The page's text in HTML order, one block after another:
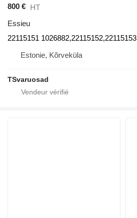
800 € HT
Essieu
22115151 1026882,22115152,22115153
Estonie, Kõrveküla
TSvaruosad